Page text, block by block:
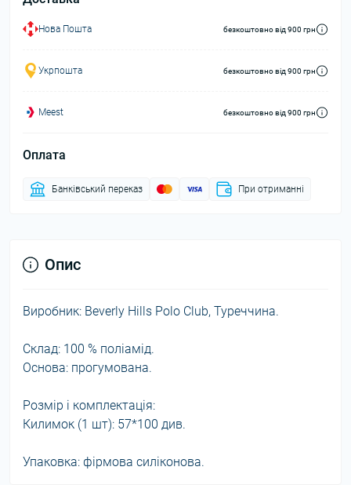
Нова Пошта безкоштовно від 900 грн
Укрпошта безкоштовно від 900 грн
Meest безкоштовно від 900 грн
Оплата
Банківський переказ При отриманні
Опис
Виробник: Beverly Hills Polo Club, Туреччина.
Склад: 100 % поліамід.
Основа: прогумована.
Розмір і комплектація:
Килимок (1 шт): 57*100 див.
Упаковка: фірмова силіконова.